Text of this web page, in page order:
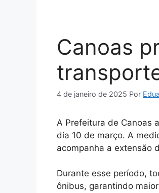
Canoas
4 de janeiro de 2025 Por
A Prefeitura de Canoas
dia 10 de março. A
acompanha a extensão
Durante esse período,
ônibus, garantindo